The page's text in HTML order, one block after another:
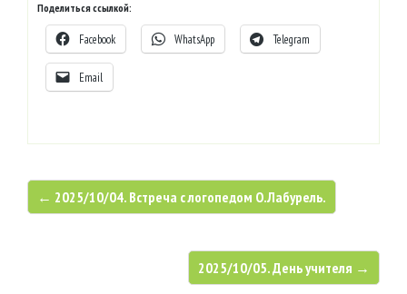
Поделиться ссылкой:
Facebook WhatsApp Telegram
Email
← 2025/10/04. Встреча с логопедом О.Лабурель.
2025/10/05. День учителя →